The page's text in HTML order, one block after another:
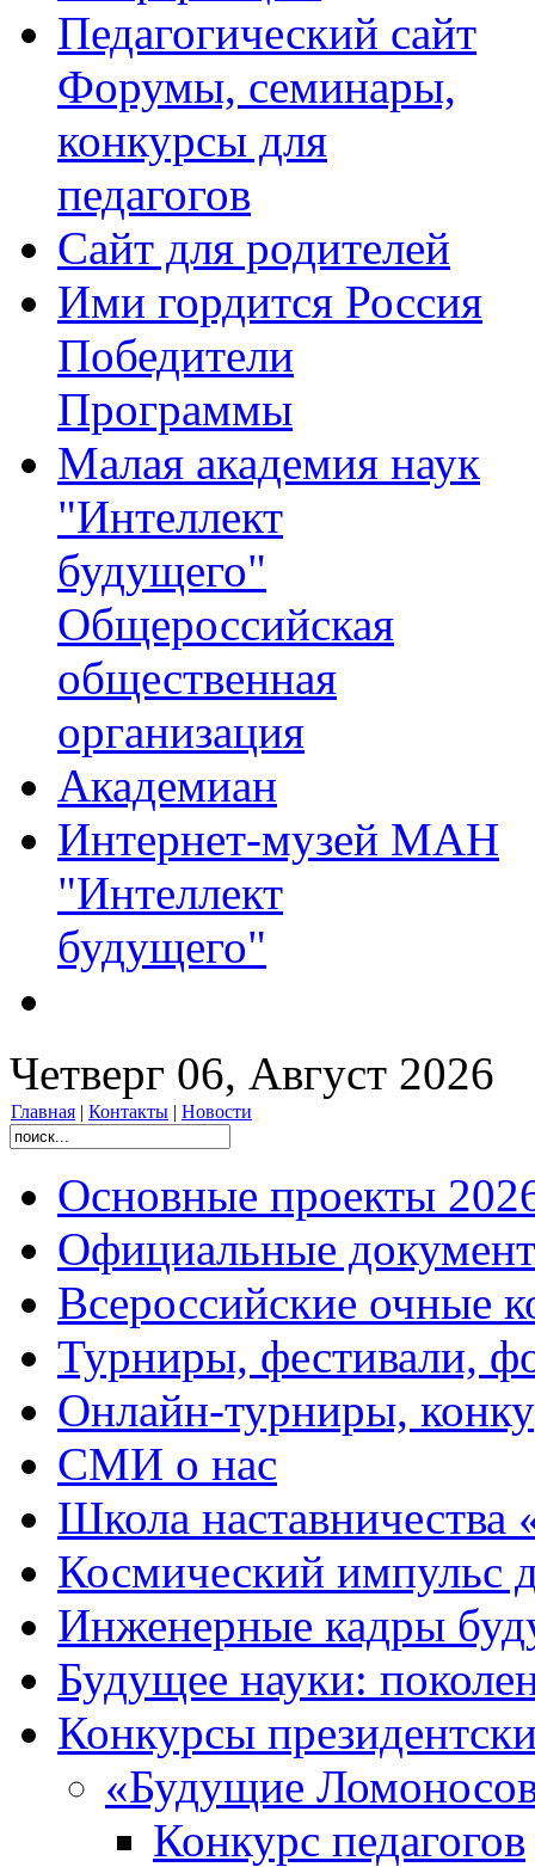
Педагогический сайт
Форумы, семинары,
конкурсы для
педагогов
Сайт для родителей
Ими гордится Россия
Победители
Программы
Малая академия наук
"Интеллект
будущего"
Общероссийская
общественная
организация
Академиан
Интернет-музей МАН
"Интеллект
будущего"
Четверг 06, Август 2026
Главная | Контакты | Новости
Основные проекты
Официальные
Всероссийские очные
Турниры, фестивали,
Онлайн-турниры,
СМИ о нас
Школа
Космический импульс
Инженерные кадры
Будущее науки:
Конкурсы
«Будущие
Конкурс педагогов